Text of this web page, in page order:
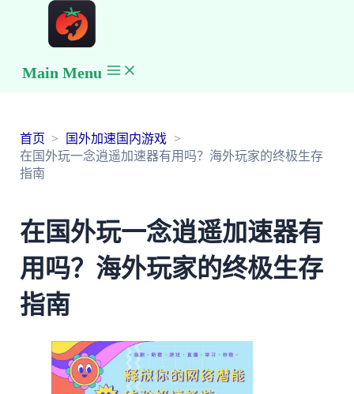
Main Menu
首页
国外加速国内游戏
在国外玩一念逍遥加速器有用吗？海外玩家的终极生存
指南
在国外玩一念逍遥加速器有
用吗？海外玩家的终极生存
指南